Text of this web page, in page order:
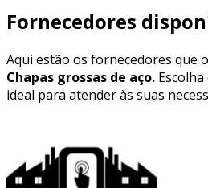
Fornecedores
Aqui estão os fornecedores que
Chapas grossas de aço.
ideal para atender às suas